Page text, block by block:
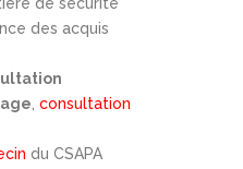
de sécurité
des acquis
, consultation
du CSAPA